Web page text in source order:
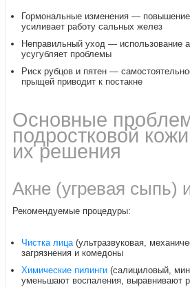
Гормональные изменения — повышение
усиливает работу сальных желез
Неправильный уход — использование
усугубляет проблемы
Риск рубцов и пятен —
прыщей приводит к постакне
Основные
подростковой
их решения
Акне (угревая сыпь)
Рекомендуемые процедуры:
Чистка лица(ультразвуковая,
загрязнения и комедоны
Химические пилинги (салициловый,
уменьшают воспаления, выравнивают